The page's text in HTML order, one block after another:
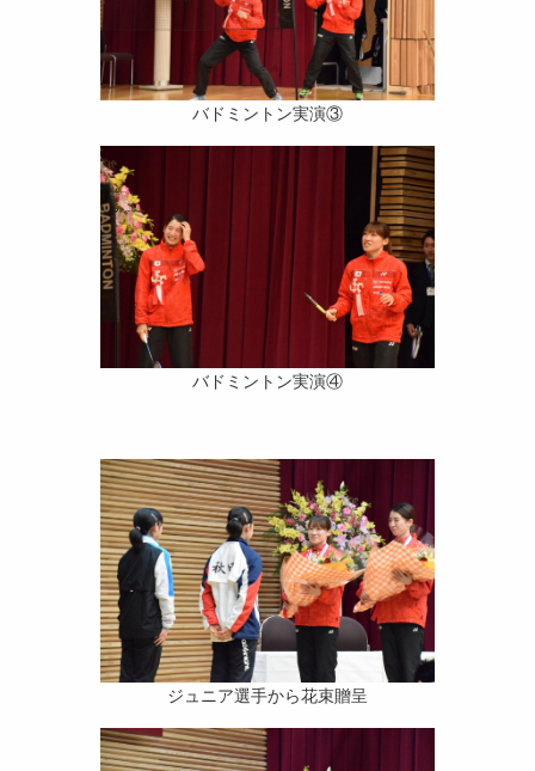
バドミントン実演③
バドミントン実演④
ジュニア選手から花束贈呈